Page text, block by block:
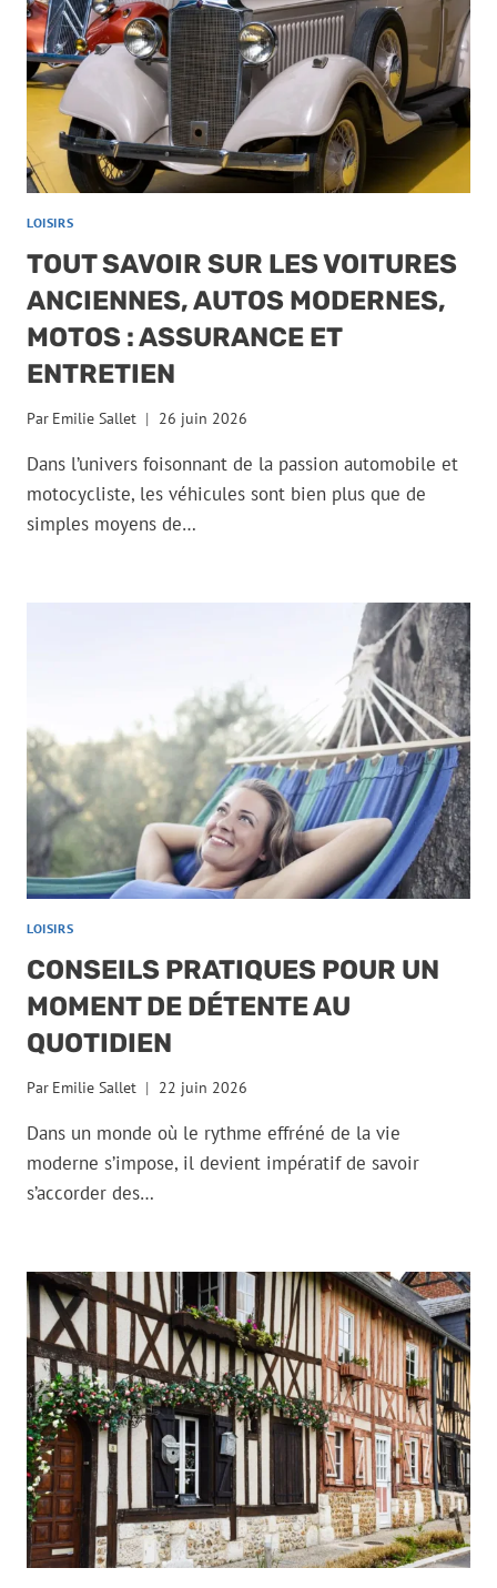
LOISIRS
TOUT SAVOIR SUR LES VOITURES
ANCIENNES, AUTOS MODERNES,
MOTOS : ASSURANCE ET
ENTRETIEN
Par Emilie Sallet 26 juin 2026
Dans l’univers foisonnant de la passion automobile et
motocycliste, les véhicules sont bien plus que de
simples moyens de…
LOISIRS
CONSEILS PRATIQUES POUR UN
MOMENT DE DÉTENTE AU
QUOTIDIEN
Par Emilie Sallet 22 juin 2026
Dans un monde où le rythme effréné de la vie
moderne s’impose, il devient impératif de savoir
s’accorder des…